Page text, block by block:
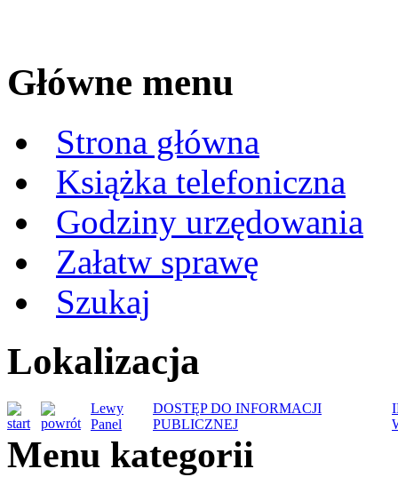
Główne menu
Strona główna
Książka telefoniczna
Godziny urzędowania
Załatw sprawę
Szukaj
Lokalizacja
Lewy
Panel
DOSTĘP DO INFORMACJI
PUBLICZNEJ
Menu kategorii